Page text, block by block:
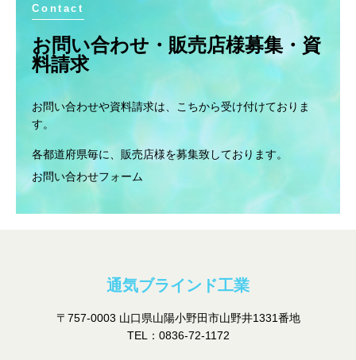
Contact
お問い合わせ・販売店様募集・資
料請求
お問い合わせや資料請求は、こちから受け付けておりま
す。
各都道府県毎に、販売店様を募集致しております。
お問い合わせフォーム
通気ブラインド工業
〒757-0003 山口県山陽小野田市山野井1331番地
TEL： 0836-72-1172